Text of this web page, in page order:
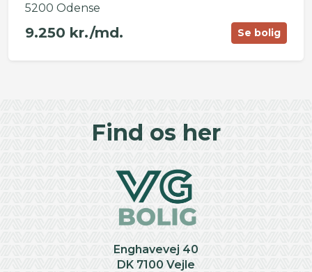
5200 Odense
9.250 kr./md. Se bolig
Find os her
Enghavevej 40
DK 7100 Vejle